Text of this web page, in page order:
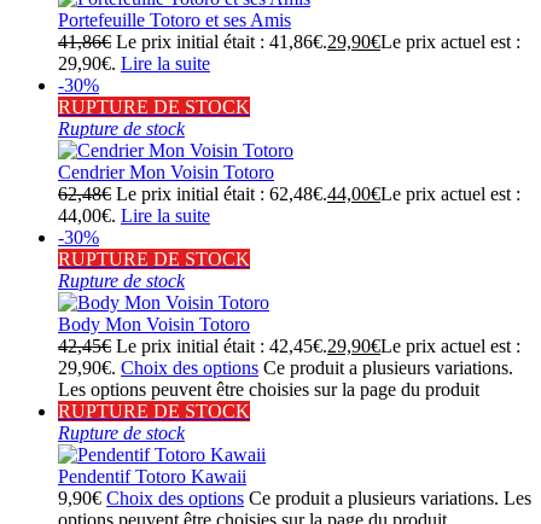
Portefeuille Totoro et ses Amis
41,86€ Le prix initial était : 41,86€.29,90€Le prix actuel est :
29,90€. Lire la suite
-30%
RUPTURE DE STOCK
Rupture de stock
Cendrier Mon Voisin Totoro
62,48€ Le prix initial était : 62,48€.44,00€Le prix actuel est :
44,00€. Lire la suite
-30%
RUPTURE DE STOCK
Rupture de stock
Body Mon Voisin Totoro
42,45€ Le prix initial était : 42,45€.29,90€Le prix actuel est :
29,90€. Choix des options Ce produit a plusieurs variations.
Les options peuvent être choisies sur la page du produit
RUPTURE DE STOCK
Rupture de stock
Pendentif Totoro Kawaii
9,90€ Choix des options Ce produit a plusieurs variations. Les